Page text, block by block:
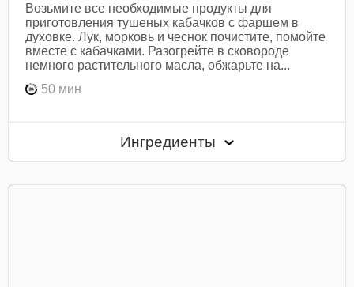
Возьмите все необходимые продукты для
приготовления тушеных кабачков с фаршем в
духовке. Лук, морковь и чеснок почистите, помойте
вместе с кабачками. Разогрейте в сковороде
немного растительного масла, обжарьте на...
50 мин
Ингредиенты